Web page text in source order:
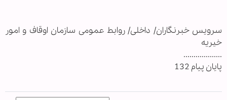
سرویس خبرنگاران/ داخلی/ روابط عمومی سازمان اوقاف و امور
خيريه
...................
پایان پیام 132